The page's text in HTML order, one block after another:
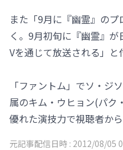
また「9月に『幽霊』の
く。9月初旬に『幽霊』
Vを通じて放送される」と
「ファントム」でソ・ジ
属のキム・ウヒョン(パク
優れた演技力で視聴者か
元記事配信日時 : 2012/08/05